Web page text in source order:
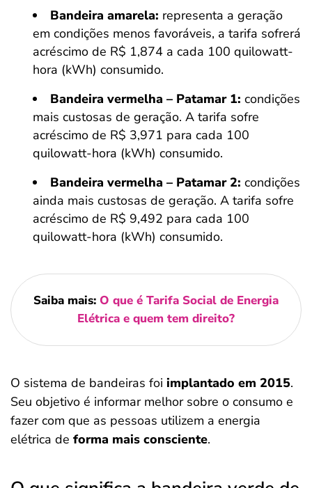
Bandeira amarela: representa a geração
em condições menos favoráveis, a tarifa sofrerá
acréscimo de R$ 1,874 a cada 100 quilowatt-
hora (kWh) consumido.
Bandeira vermelha – Patamar 1: condições
mais custosas de geração. A tarifa sofre
acréscimo de R$ 3,971 para cada 100
quilowatt-hora (kWh) consumido.
Bandeira vermelha – Patamar 2: condições
ainda mais custosas de geração. A tarifa sofre
acréscimo de R$ 9,492 para cada 100
quilowatt-hora (kWh) consumido.
Saiba mais: O que é Tarifa Social de Energia
Elétrica e quem tem direito?
O sistema de bandeiras foi implantado em 2015.
Seu objetivo é informar melhor sobre o consumo e
fazer com que as pessoas utilizem a energia
elétrica de forma mais consciente.